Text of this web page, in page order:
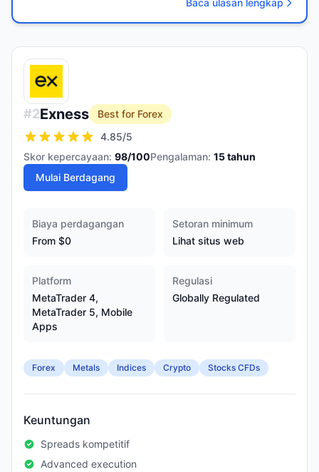
Baca ulasan lengkap
#2Exness
Best for Forex
4.85/5
Skor kepercayaan: 98/100Pengalaman: 15tahun
Mulai Berdagang
Biaya perdagangan
From $0
Setoran minimum
Lihat situs web
Platform
MetaTrader 4,
MetaTrader 5, Mobile
Apps
Regulasi
Globally Regulated
Forex Metals Indices Crypto Stocks CFDs
Keuntungan
Spreads kompetitif
Advanced execution